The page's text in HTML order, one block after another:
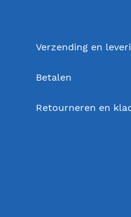
Verzending en
Betalen
Retourneren en